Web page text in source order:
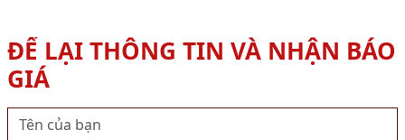
ĐỂ LẠI THÔNG TIN VÀ NHẬN BÁO
GIÁ